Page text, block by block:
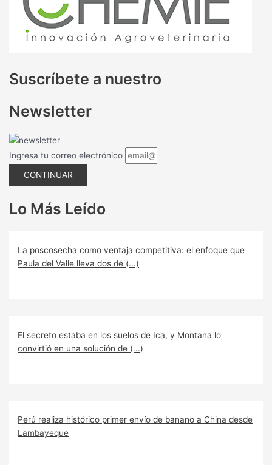
Suscríbete a nuestro
Newsletter
Ingresa tu correo electrónico
CONTINUAR
Lo Más Leído
La poscosecha como ventaja competitiva: el enfoque que
Paula del Valle lleva dos dé (...)
El secreto estaba en los suelos de Ica, y Montana lo
convirtió en una solución de (...)
Perú realiza histórico primer envío de banano a China desde
Lambayeque